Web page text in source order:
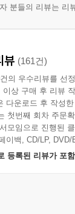
투명성 가정의
투명한 배우ㅣ
의 근거: 슬플 때
녹스의 게임ㅣ의
지 않는 신호:
파티의 끝ㅣ
분들의 리뷰는 리
뷰 (161건)
의 우수리뷰를 선
이상 구매 후 리뷰
다운로드 후 작성
첫번째 회차 주문
모임으로 진행된
이백, CD/LP,
등록된 리뷰가 포